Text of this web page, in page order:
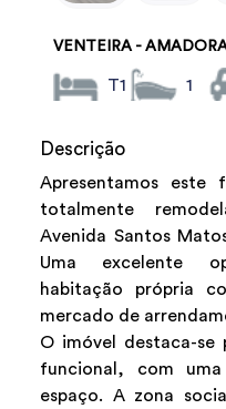
VENTEIRA -
T1 1
Descrição
Apresentamos este
totalmente
Avenida Santos
Uma excelente
habitação própria
mercado de
O imóvel destaca-se
funcional, com
espaço. A zona